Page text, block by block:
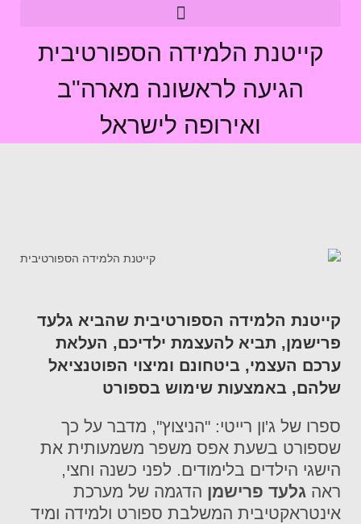
קייטנת הלמידה הספורטיבית
הגיעה לראשונה מארה"ב
ואירופה לישראל
קייטנת הלמידה הספורטיבית שהביא גלעד
פרישמן, תביא להעצמת ילדיכם, העלאת
ערכם העצמי, ביטחונם ומיצוי הפוטנציאל
שלהם, באמצעות שימוש בספורט
ספרו של ג'ון רייטי: "הניצוץ", מדבר על כך
שספורט בשעת אפס משפר משמעותית את
הישגי הילדים בלימודים. לפני כשנה וחצי,
ראה גלעד פרישמן הדגמה של מערכת
אינטראקטיבית המשלבת ספורט ולמידה ומיד